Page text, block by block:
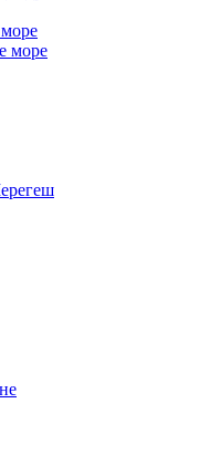
море